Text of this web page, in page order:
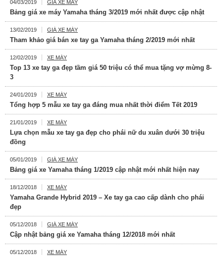
04/03/2019 GIÁ XE MÁY
Bảng giá xe máy Yamaha tháng 3/2019 mới nhất được cập nhật
13/02/2019 GIÁ XE MÁY
Tham khảo giá bán xe tay ga Yamaha tháng 2/2019 mới nhất
12/02/2019 XE MÁY
Top 13 xe tay ga đẹp tầm giá 50 triệu có thể mua tặng vợ mừng 8-
3
24/01/2019 XE MÁY
Tổng hợp 5 mẫu xe tay ga đáng mua nhất thời điểm Tết 2019
21/01/2019 XE MÁY
Lựa chọn mẫu xe tay ga đẹp cho phái nữ du xuân dưới 30 triệu
đồng
05/01/2019 GIÁ XE MÁY
Bảng giá xe Yamaha tháng 1/2019 cập nhật mới nhất hiện nay
18/12/2018 XE MÁY
Yamaha Grande Hybrid 2019 – Xe tay ga cao cấp dành cho phái
đẹp
05/12/2018 GIÁ XE MÁY
Cập nhật bảng giá xe Yamaha tháng 12/2018 mới nhất
05/12/2018 XE MÁY